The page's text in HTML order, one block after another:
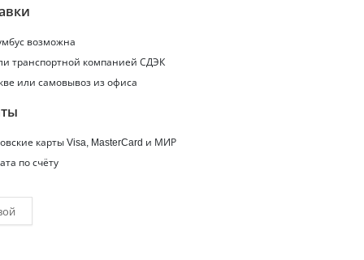
возможна
транспортной компанией СДЭК
или самовывоз из офиса
карты Visa, MasterCard и МИР
по счёту